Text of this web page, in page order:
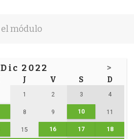
Dic 2022 >
J V S D
1 2 3 4
8 9 10 11
15 16 17 18